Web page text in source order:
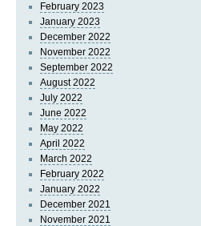
February 2023
January 2023
December 2022
November 2022
September 2022
August 2022
July 2022
June 2022
May 2022
April 2022
March 2022
February 2022
January 2022
December 2021
November 2021